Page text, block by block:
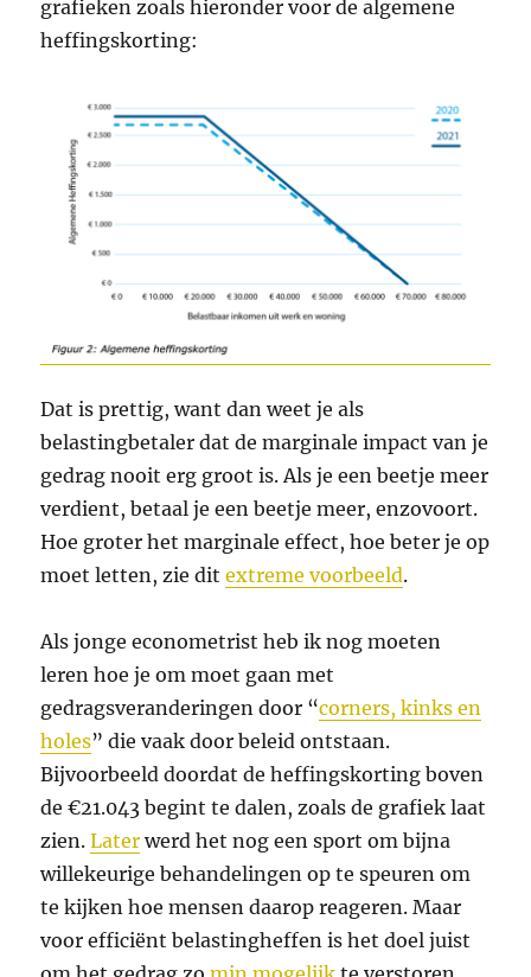
grafieken zoals hieronder voor de algemene
heffingskorting:
Dat is prettig, want dan weet je als
belastingbetaler dat de marginale impact van je
gedrag nooit erg groot is. Als je een beetje meer
verdient, betaal je een beetje meer, enzovoort.
Hoe groter het marginale effect, hoe beter je op
moet letten, zie ditextreme voorbeeld.
Als jonge econometrist heb ik nog moeten
leren hoe je om moet gaan met
gedragsveranderingen door “corners, kinks en
holes” die vaak door beleid ontstaan.
Bijvoorbeeld doordat de heffingskorting boven
de €21.043 begint te dalen, zoals de grafiek laat
zien.Later werd het nog een sport om bijna
willekeurige behandelingen op te speuren om
te kijken hoe mensen daarop reageren. Maar
voor efficiënt belastingheffen is het doel juist